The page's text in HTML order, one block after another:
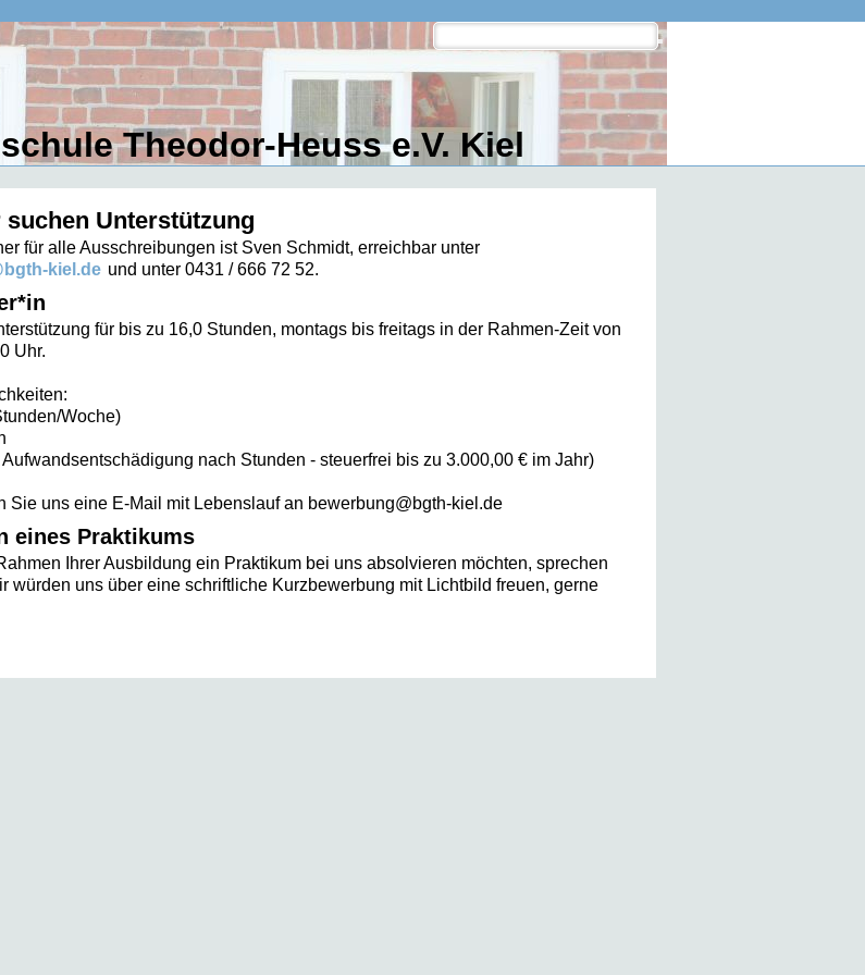
Theodor-Heuss e.V. Kiel
Unterstützung
für alle Ausschreibungen ist Sven Schmidt, erreichbar unter
kiel.de und unter 0431 / 666 72 52.
für bis zu 16,0 Stunden, montags bis freitags in der Rahmen-Zeit von
Uhr.
Woche)
Aufwandsentschädigung nach Stunden - steuerfrei bis zu 3.000,00 € im Jahr)
Sie uns eine E-Mail mit Lebenslauf an bewerbung@bgth-kiel.de
eines Praktikums
Ihrer Ausbildung ein Praktikum bei uns absolvieren möchten, sprechen
würden uns über eine schriftliche Kurzbewerbung mit Lichtbild freuen, gerne